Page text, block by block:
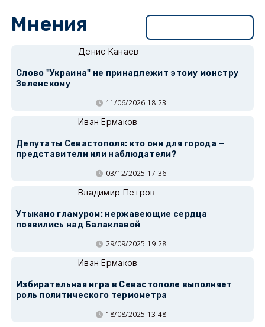
Мнения
Денис Канаев
Слово "Украина" не принадлежит этому монстру
Зеленскому
11/06/2026 18:23
Иван Ермаков
Депутаты Севастополя: кто они для города —
представители или наблюдатели?
03/12/2025 17:36
Владимир Петров
Утыкано гламуром: нержавеющие сердца
появились над Балаклавой
29/09/2025 19:28
Иван Ермаков
Избирательная игра в Севастополе выполняет
роль политического термометра
18/08/2025 13:48